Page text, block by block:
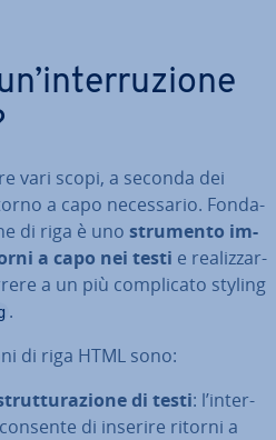
vari scopi, a seconda dei
a capo ne­ces­sa­rio. Fon­da­
di riga è uno strumento im­
a capo nei testi e rea­liz­zar­
a un più com­pli­ca­to styling
.
di riga HTML sono:
di testi: l’in­ter­
di inserire ritorni a